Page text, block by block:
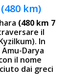
(480 km)
(480 km 7
il
In
Darya
il nome
dai greci